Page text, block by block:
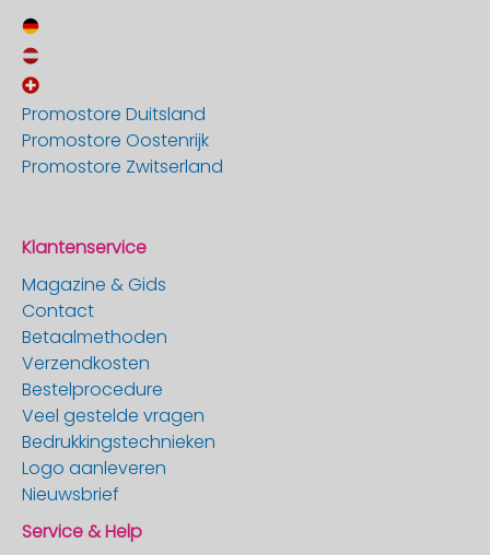
Promostore Duitsland
Promostore Oostenrijk
Promostore Zwitserland
Klantenservice
Magazine & Gids
Contact
Betaalmethoden
Verzendkosten
Bestelprocedure
Veel gestelde vragen
Bedrukkingstechnieken
Logo aanleveren
Nieuwsbrief
Service & Help